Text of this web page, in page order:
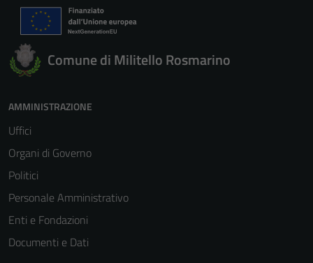
Comune di Militello Rosmarino
AMMINISTRAZIONE
Uffici
Organi di Governo
Politici
Personale Amministrativo
Enti e Fondazioni
Documenti e Dati